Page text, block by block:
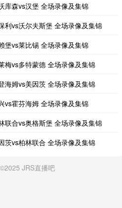
库森vs汉堡 全场录像及集锦
利vs沃尔夫斯堡 全场录像及集锦
堡vs莱比锡 全场录像及集锦
梅vs多特蒙德 全场录像及集锦
海姆vs美因茨 全场录像及集锦
vs霍芬海姆 全场录像及集锦
联合vs奥格斯堡 全场录像及集锦
茨vs柏林联合 全场录像及集锦
JRS直播吧